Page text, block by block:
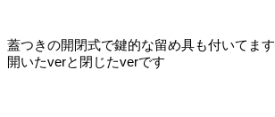
蓋つきの開閉式で鍵的な留め具も付いてます
開いたverと閉じたverです